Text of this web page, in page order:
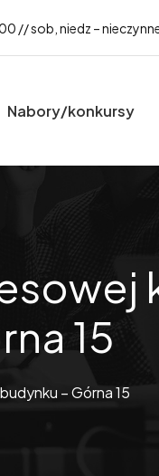
// sob, niedz –
Nabory/konkursy
15
– Górna 15